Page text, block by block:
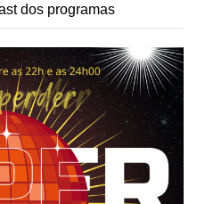
dos programas